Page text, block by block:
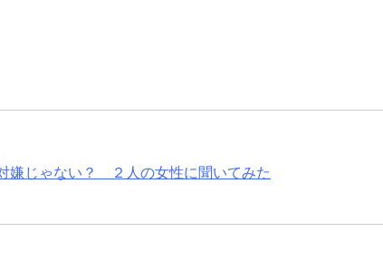
嫌じゃない？ ２人の女性に聞いてみた